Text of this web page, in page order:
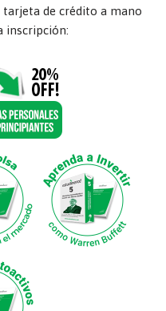
de crédito a mano
inscripción: